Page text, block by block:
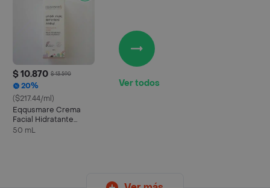
$ 10.870 $ 13.590
20%
($217.44/ml)
Eqqusmare Crema
Facial Hidratante
Antiage
50 mL
Ver todos